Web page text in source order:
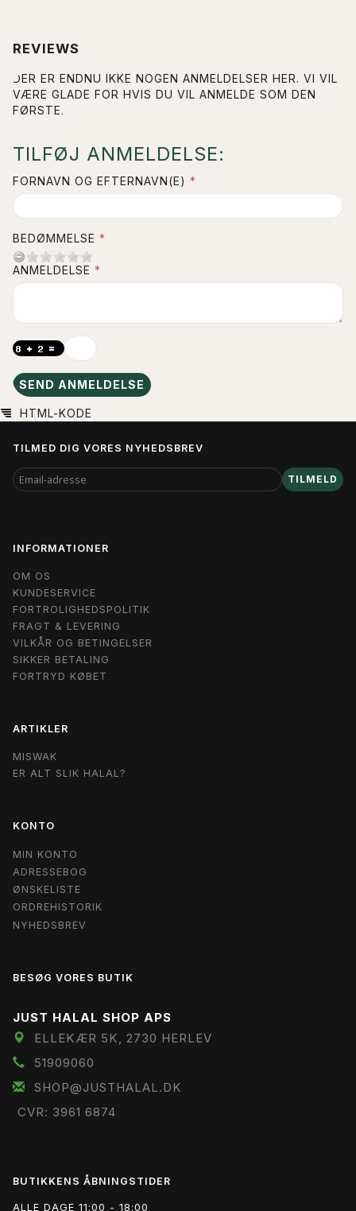
REVIEWS
DER ER ENDNU IKKE NOGEN ANMELDELSER HER. VI VIL
VÆRE GLADE FOR HVIS DU VIL ANMELDE SOM DEN
FØRSTE.
TILFØJ ANMELDELSE:
FORNAVN OG EFTERNAVN(E)
BEDØMMELSE
ANMELDELSE
SEND ANMELDELSE
HTML-KODE
TILMED DIG VORES NYHEDSBREV
EMAIL-
ADRESSE
TILMELD
INFORMATIONER
OM OS
KUNDESERVICE
FORTROLIGHEDSPOLITIK
FRAGT & LEVERING
VILKÅR OG BETINGELSER
SIKKER BETALING
FORTRYD KØBET
ARTIKLER
MISWAK
ER ALT SLIK HALAL?
KONTO
MIN KONTO
ADRESSEBOG
ØNSKELISTE
ORDREHISTORIK
NYHEDSBREV
BESØG VORES BUTIK
JUST HALAL SHOP APS
ELLEKÆR 5K, 2730 HERLEV
51909060
SHOP@JUSTHALAL.DK
CVR: 3961 6874
BUTIKKENS ÅBNINGSTIDER
ALLE DAGE 11:00 - 18:00